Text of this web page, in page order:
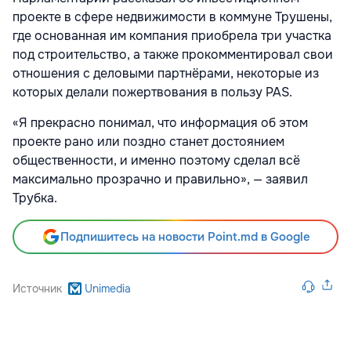
проекте в сфере недвижимости в коммуне Трушены,
где основанная им компания приобрела три участка
под строительство, а также прокомментировал свои
отношения с деловыми партнёрами, некоторые из
которых делали пожертвования в пользу PAS.
«Я прекрасно понимал, что информация об этом
проекте рано или поздно станет достоянием
общественности, и именно поэтому сделал всё
максимально прозрачно и правильно», — заявил
Трубка.
Подпишитесь на новости Point.md в Google
Источник Unimedia